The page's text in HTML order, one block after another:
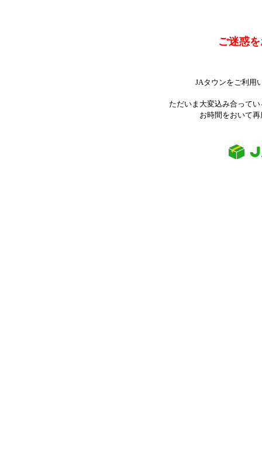
ご迷惑
JAタウンをご利用
ただいま大変込み合って
お時間をおいて